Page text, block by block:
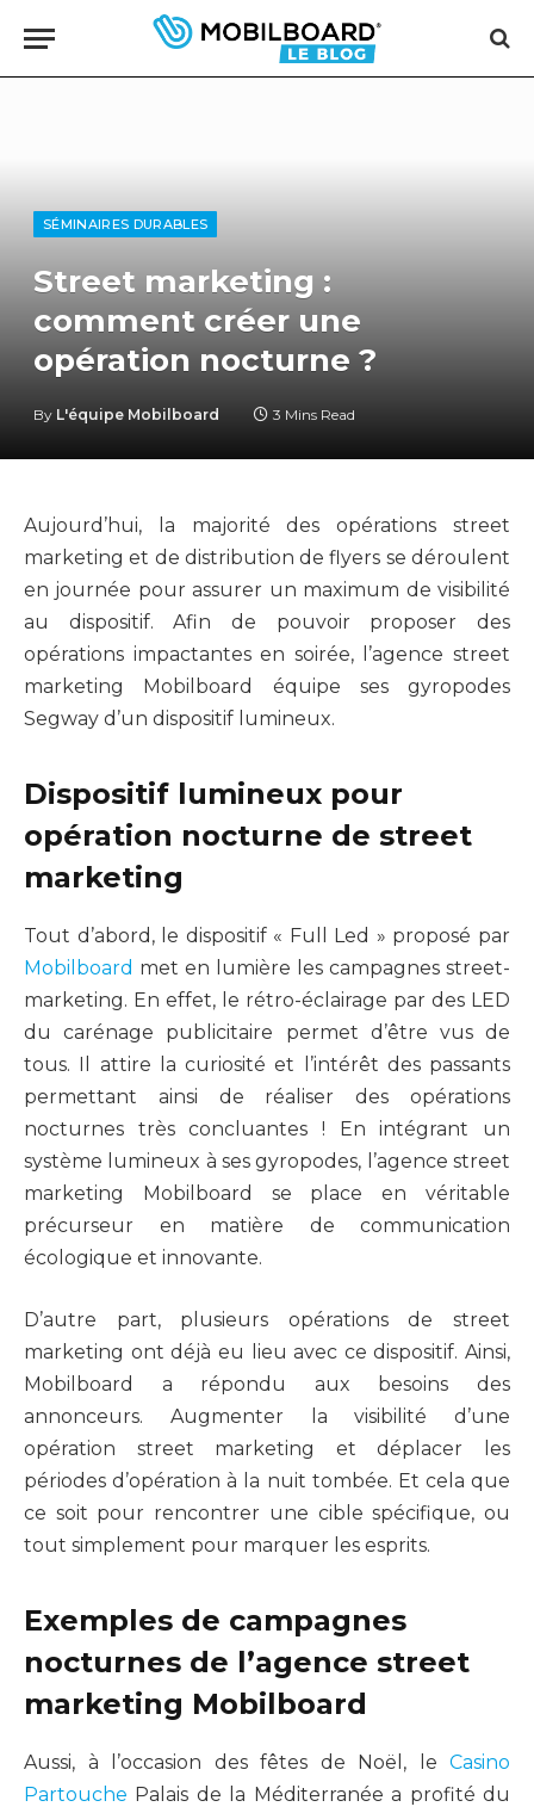
SÉMINAIRES DURABLES
Street marketing :
comment créer une
opération nocturne ?
By L'équipe Mobilboard 3 Mins Read
Aujourd’hui, la majorité des opérations street
marketing et de distribution de flyers se déroulent
en journée pour assurer un maximum de visibilité
au dispositif. Afin de pouvoir proposer des
opérations impactantes en soirée, l’agence street
marketing Mobilboard équipe ses gyropodes
Segway d’un dispositif lumineux.
Dispositif lumineux pour
opération nocturne de street
marketing
Tout d’abord, le dispositif « Full Led » proposé par
Mobilboard met en lumière les campagnes street-
marketing. En effet, le rétro-éclairage par des LED
du carénage publicitaire permet d’être vus de
tous. Il attire la curiosité et l’intérêt des passants
permettant ainsi de réaliser des opérations
nocturnes très concluantes ! En intégrant un
système lumineux à ses gyropodes, l’agence street
marketing Mobilboard se place en véritable
précurseur en matière de communication
écologique et innovante.
D’autre part, plusieurs opérations de street
marketing ont déjà eu lieu avec ce dispositif. Ainsi,
Mobilboard a répondu aux besoins des
annonceurs. Augmenter la visibilité d’une
opération street marketing et déplacer les
périodes d’opération à la nuit tombée. Et cela que
ce soit pour rencontrer une cible spécifique, ou
tout simplement pour marquer les esprits.
Exemples de campagnes
nocturnes de l’agence street
marketing Mobilboard
Aussi, à l’occasion des fêtes de Noël, le Casino
Partouche Palais de la Méditerranée a profité du